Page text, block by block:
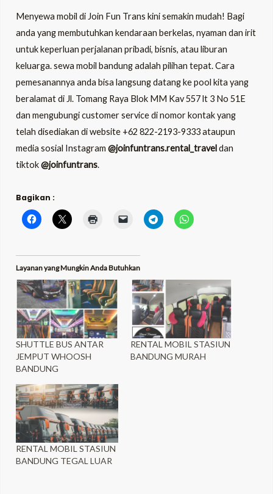
Menyewa mobil di Join Fun Trans kini semakin mudah! Bagi
anda yang membutuhkan kendaraan berkelas, nyaman dan irit
untuk keperluan perjalanan pribadi, bisnis, atau liburan
keluarga. sewa mobil bandung adalah pilihan tepat. Cara
pemesanannya anda bisa langsung datang ke pool kita yang
beralamat di Jl. Tomang Raya Blok MM Kav 557 lt 3 No 51E
dan mengubungi customer service di nomor kontak yang
telah disediakan di website +62 822-2193-9333 ataupun
media sosial Instagram @joinfuntrans.rental_traveldan
tiktok@joinfuntrans.
Bagikan :
Layanan yang Mungkin Anda Butuhkan
SHUTTLE BUS ANTAR
JEMPUT WHOOSH
BANDUNG
RENTAL MOBIL STASIUN
BANDUNG MURAH
RENTAL MOBIL STASIUN
BANDUNG TEGAL LUAR